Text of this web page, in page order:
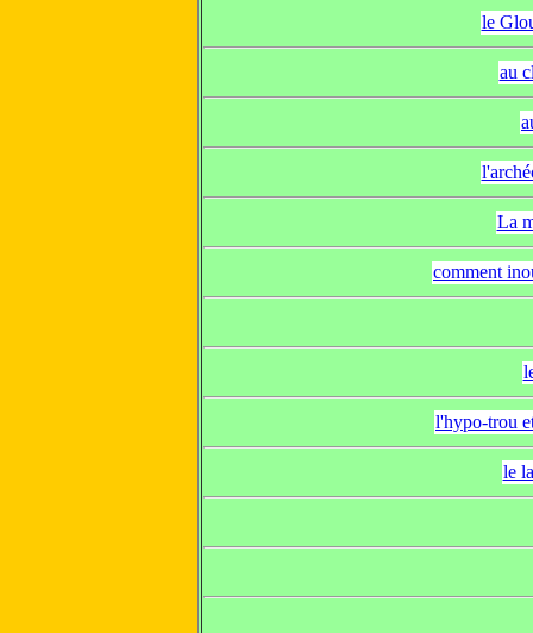
le
au
La
comment
l'hypo-trou
le